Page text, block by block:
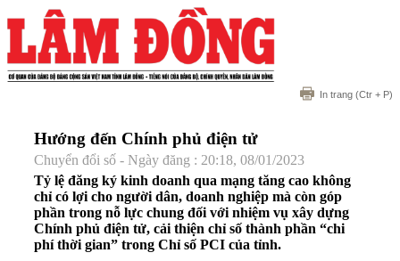
In trang (Ctr + P)
Hướng đến Chính phủ điện tử
Chuyển đổi số - Ngày đăng : 20:18, 08/01/2023
Tỷ lệ đăng ký kinh doanh qua mạng tăng cao không
chỉ có lợi cho người dân, doanh nghiệp mà còn góp
phần trong nỗ lực chung đối với nhiệm vụ xây dựng
Chính phủ điện tử, cải thiện chỉ số thành phần “chi
phí thời gian” trong Chỉ số PCI của tỉnh.